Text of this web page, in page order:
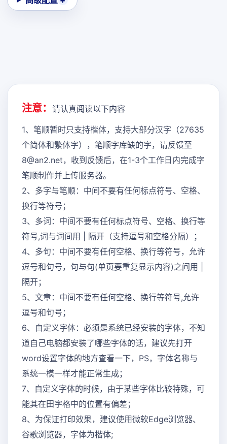
注意： 请认真阅读以下内容
1、笔顺暂时只支持楷体，支持大部分汉字（27635
个简体和繁体字），笔顺字库缺的字，请反馈至
8@an2.net，收到反馈后，在1-3个工作日内完成字
笔顺制作并上传服务器。
2、多字与笔顺：中间不要有任何标点符号、空格、
换行等符号；
3、多词：中间不要有任何标点符号、空格、换行等
符号,词与词间用 | 隔开（支持逗号和空格分隔）；
4、多句：中间不要有任何空格、换行等符号，允许
逗号和句号，句与句(单页要重复显示内容)之间用 |
隔开；
5、文章：中间不要有任何空格、换行等符号,允许
逗号和句号；
6、自定义字体：必须是系统已经安装的字体，不知
道自己电脑都安装了哪些字体的话，建议先打开
word设置字体的地方查看一下，PS，字体名称与
系统一模一样才能正常生成；
7、自定义字体的时候，由于某些字体比较特殊，可
能其在田字格中的位置有偏差；
8、为保证打印效果，建议使用微软Edge浏览器、
谷歌浏览器，字体为楷体;